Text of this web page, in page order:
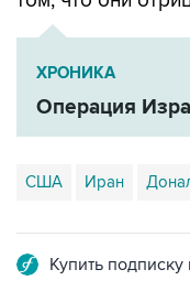
ХРОНИКА
Операция
США Иран
Купить